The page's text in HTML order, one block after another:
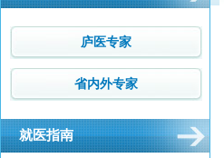
庐医专家
省内外专家
就医指南